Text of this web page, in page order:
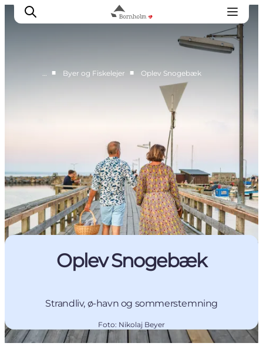
Rejse & ferieform
Planlæg din tur
… ■ Byer og Fiskelejer ■ Oplev Snogebæk
Oplev Snogebæk
Strandliv, ø-havn og sommerstemning
Foto: Nikolaj Beyer